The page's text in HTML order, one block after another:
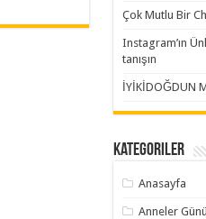
Çok Mutlu Bir
Instagram’ın
tanışın
İYİKİDOĞDUN
Kategoriler
Anasayfa
Anneler Günü